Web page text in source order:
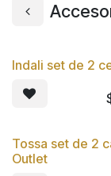
Indali set de 2
Tossa set de 2
Outlet